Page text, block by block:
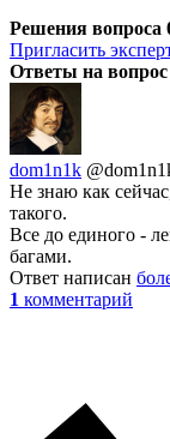
Решения вопроса
Пригласить
Ответы на вопрос
dom1n1k
Не знаю как
такого.
Все до единого -
багами.
Ответ написан
1 комментарий